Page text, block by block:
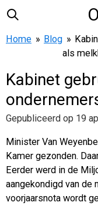
Ga
naar
Home » Blog »
als
Kabinet
Gepubliceerd op 19
Minister Van
Kamer gezonden.
Eerder werd in de
aangekondigd van
voorjaarsnota wordt